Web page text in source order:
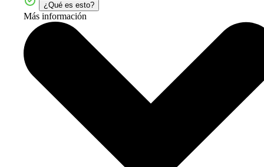
¿Qué es esto?
Más información